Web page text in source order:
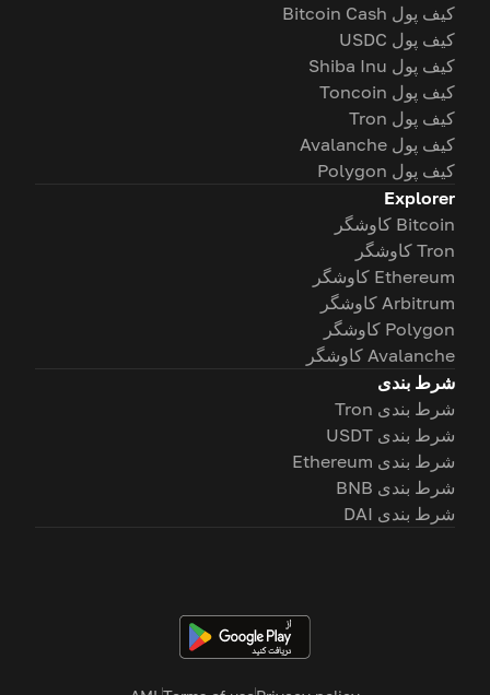
کیف پول Bitcoin Cash
کیف پول USDC
کیف پول Shiba Inu
کیف پول Toncoin
کیف پول Tron
کیف پول Avalanche
کیف پول Polygon
Explorer
Bitcoin کاوشگر
Tron کاوشگر
Ethereum کاوشگر
Arbitrum کاوشگر
Polygon کاوشگر
Avalanche کاوشگر
شرط بندی
شرط بندی Tron
شرط بندی USDT
شرط بندی Ethereum
شرط بندی BNB
شرط بندی DAI